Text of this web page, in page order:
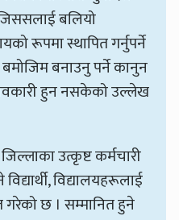
बलियो
रूपमा स्थापित गर्नुपर्ने
बनाउनु पर्ने कानुन
हुन नसकेको उल्लेख
उत्कृष्ट कर्मचारी
विद्यालयहरूलाई
छ । सम्मानित हुने